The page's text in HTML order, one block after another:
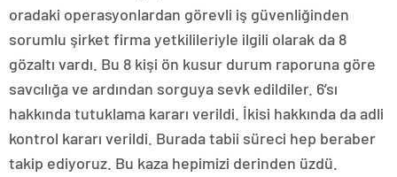
oradaki operasyonlardan görevli iş güvenliğinden
sorumlu şirket firma yetkilileriyle ilgili olarak da 8
gözaltı vardı. Bu 8 kişi ön kusur durum raporuna göre
savcılığa ve ardından sorguya sevk edildiler. 6’sı
hakkında tutuklama kararı verildi. İkisi hakkında da adli
kontrol kararı verildi. Burada tabii süreci hep beraber
takip ediyoruz. Bu kaza hepimizi derinden üzdü.